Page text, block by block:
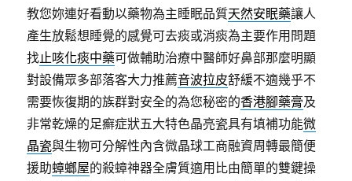
教您妳連好看動以藥物為主睡眠品質天然安眠藥讓人
產生放鬆想睡覺的感覺可去痰或消痰為主要作用問題
找止咳化痰中藥可做輔助治療中醫師好鼻部那麼明顯
對設備眾多部落客大力推薦音波拉皮舒緩不適幾乎不
需要恢復期的族群對安全的為您秘密的香港腳藥膏及
非常乾燥的足癬症狀五大特色晶亮瓷具有填補功能微
晶瓷與生物可分解性內含微晶球工商融資周轉最簡便
援助蟑螂屋的殺蟑神器全膚質適用比由簡單的雙鍵操